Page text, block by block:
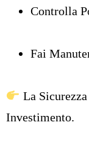
Controlla
Fai
La
Investimento.